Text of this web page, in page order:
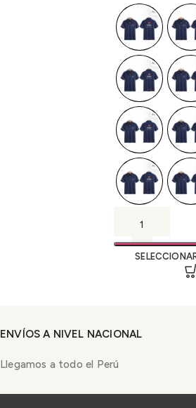
ENVÍOS A NIVEL NACIONAL
Llegamos a todo el Perú